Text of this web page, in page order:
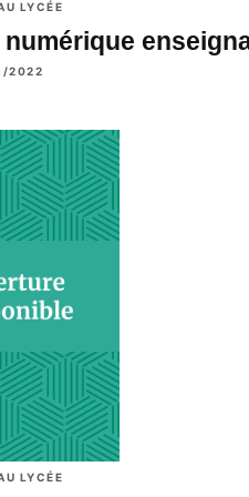
LYCÉE
numérique
2022
LYCÉE